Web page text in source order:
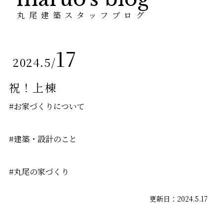
丸尾建築スタッフブログ
2024.5/17
祝！上棟
#お家づくりについて
#建築・設計のこと
#丸尾の家づくり
更新日：2024.5.17